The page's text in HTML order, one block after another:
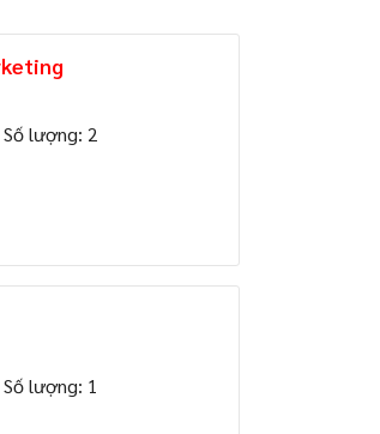
Số lượng: 2
Số lượng: 1